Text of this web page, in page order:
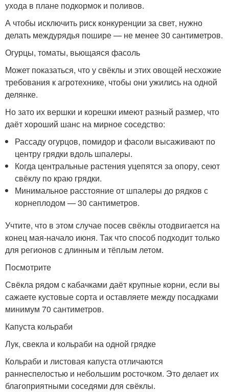
ухода в плане подкормок и поливов.
А чтобы исключить риск конкуренции за свет, нужно
делать междурядья пошире — не менее 30 сантиметров.
Огурцы, томаты, вьющаяся фасоль
Может показаться, что у свёклы и этих овощей несхожие
требования к агротехнике, чтобы они ужились на одной
делянке.
Но зато их вершки и корешки имеют разный размер, что
даёт хороший шанс на мирное соседство:
Рассаду огурцов, помидор и фасоли высаживают по
центру грядки вдоль шпалеры.
Когда центральные растения уцепятся за опору, сеют
свёклу по краю грядки.
Минимальное расстояние от шпалеры до рядков с
корнеплодом — 30 сантиметров.
Учтите, что в этом случае посев свёклы отодвигается на
конец мая-начало июня. Так что способ подходит только
для регионов с длинным и тёплым летом.
Посмотрите
Свёкла рядом с кабачками даёт крупные корни, если вы
сажаете кустовые сорта и оставляете между посадками
минимум 70 сантиметров.
Капуста кольраби
Лук, свекла и кольраби на одной грядке
Кольраби и листовая капуста отличаются
раннеспелостью и небольшим росточком. Это делает их
благоприятными соседями для свёклы.